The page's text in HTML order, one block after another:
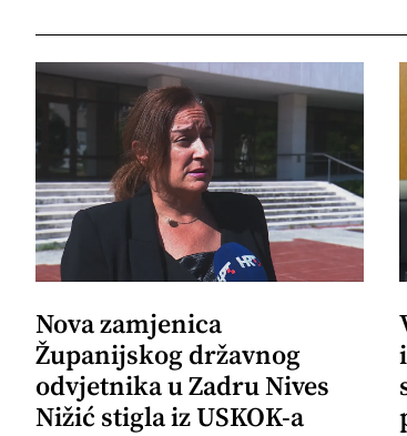
Nova zamjenica
Županijskog državnog
odvjetnika u Zadru Nives
Nižić stigla iz USKOK-a